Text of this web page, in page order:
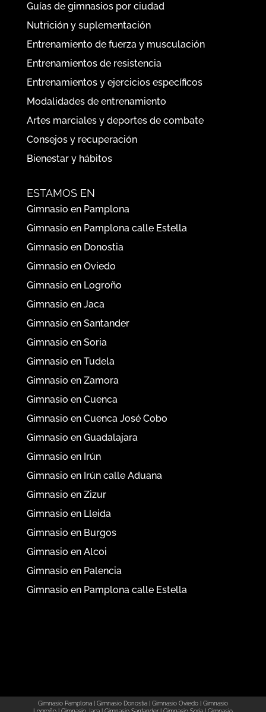
Guías de gimnasios por ciudad
Nutrición y suplementación
Entrenamiento de fuerza y musculación
Entrenamientos de resistencia
Entrenamientos y ejercicios específicos
Modalidades de entrenamiento
Artes marciales y deportes de combate
Consejos y recuperación
Bienestar y hábitos
ESTAMOS EN
Gimnasio en Pamplona
Gimnasio en Pamplona calle Estella
Gimnasio en Donostia
Gimnasio en Oviedo
Gimnasio en Logroño
Gimnasio en Jaca
Gimnasio en Santander
Gimnasio en Soria
Gimnasio en Tudela
Gimnasio en Zamora
Gimnasio en Cuenca
Gimnasio en Cuenca José Cobo
Gimnasio en Guadalajara
Gimnasio en Irún
Gimnasio en Irún calle Aduana
Gimnasio en Zizur
Gimnasio en Lleida
Gimnasio en Burgos
Gimnasio en Alcoi
Gimnasio en Palencia
Gimnasio en Pamplona calle Estella
Gimnasio Pamplona Gimnasio Donostia Gimnasio Oviedo
Gimnasio